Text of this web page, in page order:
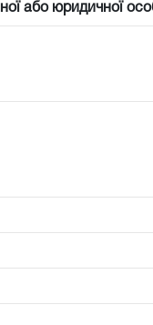
або юридичної